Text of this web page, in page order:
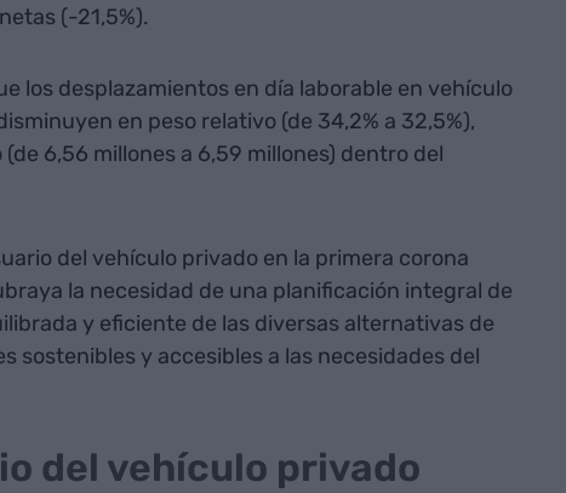
(-21,5%).
los desplazamientos en día laborable en vehículo
en peso relativo (de 34,2% a 32,5%),
6,56 millones a 6,59 millones) dentro del
del vehículo privado en la primera corona
la necesidad de una planificación integral de
y eficiente de las diversas alternativas de
sostenibles y accesibles a las necesidades del
del vehículo privado